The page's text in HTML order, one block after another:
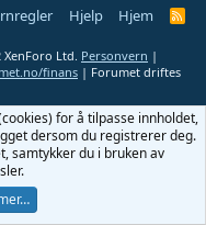
Hjelp Hjem
R
XenForo Ltd. Personvern |
finans | Forumet driftes
for å tilpasse innholdet,
dersom du registrerer deg.
samtykker du i bruken av